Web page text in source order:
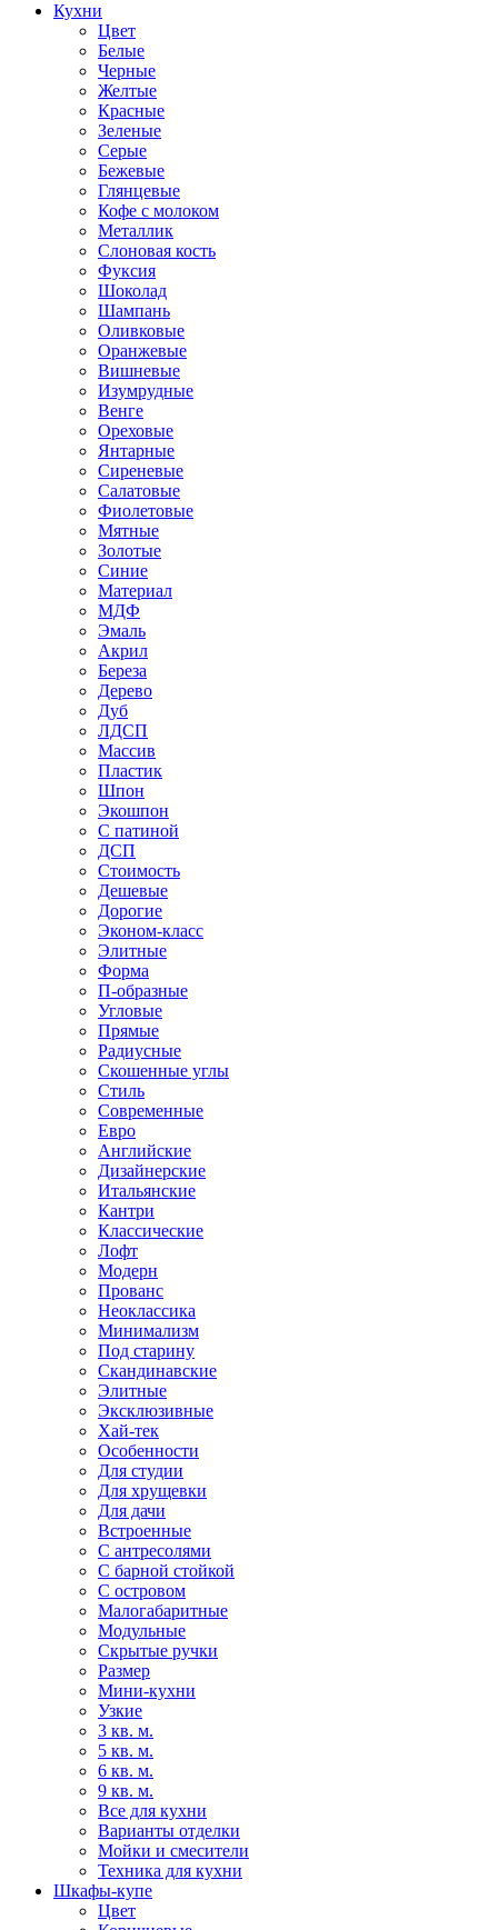
Кухни
Цвет
Белые
Черные
Желтые
Красные
Зеленые
Серые
Бежевые
Глянцевые
Кофе с молоком
Металлик
Слоновая кость
Фуксия
Шоколад
Шампань
Оливковые
Оранжевые
Вишневые
Изумрудные
Венге
Ореховые
Янтарные
Сиреневые
Салатовые
Фиолетовые
Мятные
Золотые
Синие
Материал
МДФ
Эмаль
Акрил
Береза
Дерево
Дуб
ЛДСП
Массив
Пластик
Шпон
Экошпон
С патиной
ДСП
Стоимость
Дешевые
Дорогие
Эконом-класс
Элитные
Форма
П-образные
Угловые
Прямые
Радиусные
Скошенные углы
Стиль
Современные
Евро
Английские
Дизайнерские
Итальянские
Кантри
Классические
Лофт
Модерн
Прованс
Неоклассика
Минимализм
Под старину
Скандинавские
Элитные
Эксклюзивные
Хай-тек
Особенности
Для студии
Для хрущевки
Для дачи
Встроенные
С антресолями
С барной стойкой
С островом
Малогабаритные
Модульные
Скрытые ручки
Размер
Мини-кухни
Узкие
3 кв. м.
5 кв. м.
6 кв. м.
9 кв. м.
Все для кухни
Варианты отделки
Мойки и смесители
Техника для кухни
Шкафы-купе
Цвет